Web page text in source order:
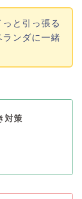
と引っ張る
ンダに一緒
対策